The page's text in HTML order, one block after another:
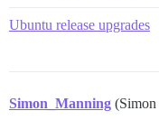
Ubuntu release upgrades
Simon_Manning